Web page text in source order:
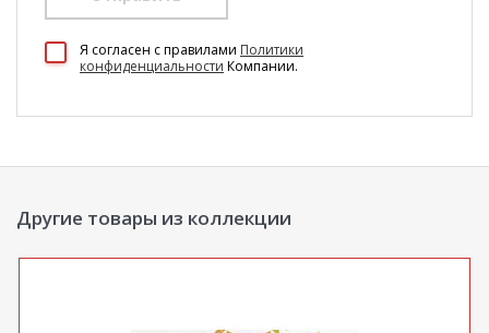
Я согласен c правилами Политики
конфиденциальности Компании.
Другие товары из коллекции